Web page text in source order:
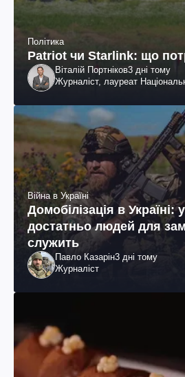
Політика
Patriot чи Starlink: що
Віталій Портніков3 дні тому
Журналіст, лауреат
Війна в Україні
Домобілізація в Україні:
достатньо людей для
служить
Павло Казарін3 дні тому
Журналіст